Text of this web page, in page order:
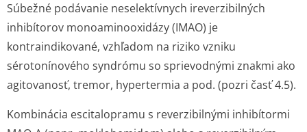
Súbežné podávanie neselektívnych ireverzibilných
inhibítorov monoaminooxidázy (IMAO) je
kontraindikované, vzhľadom na riziko vzniku
sérotonínového syndrómu so sprievodnými znakmi ako
agitovanosť, tremor, hypertermia a pod. (pozri časť 4.5).
Kombinácia escitalopramu s reverzibilnými inhibítormi